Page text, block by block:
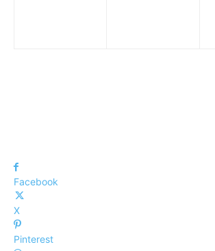
Facebook
X
Pinterest